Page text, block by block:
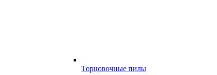
Торцовочные пилы